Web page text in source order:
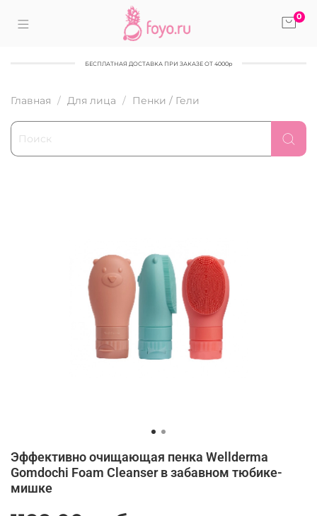
0
БЕСПЛАТНАЯ ДОСТАВКА ПРИ ЗАКАЗЕ ОТ 4000р
Главная Для лица Пенки / Гели
Эффективно очищающая пенка Wellderma
Gomdochi Foam Cleanser в забавном тюбике-
мишке